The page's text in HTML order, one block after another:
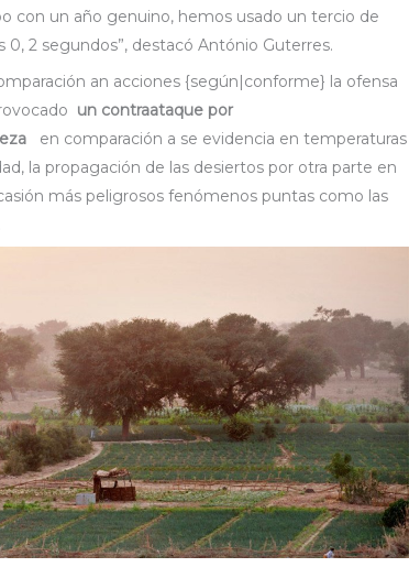
con un año genuino, hemos usado un tercio de
0, 2 segundos”, destacó António Guterres.
an acciones {según|conforme} la ofensa
un contraataque por
en comparación a se evidencia en temperaturas
la propagación de las desiertos por otra parte en
más peligrosos fenómenos puntas como las